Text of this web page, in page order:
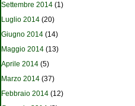
Settembre 2014 (1)
Luglio 2014 (20)
Giugno 2014 (14)
Maggio 2014 (13)
Aprile 2014 (5)
Marzo 2014 (37)
Febbraio 2014 (12)